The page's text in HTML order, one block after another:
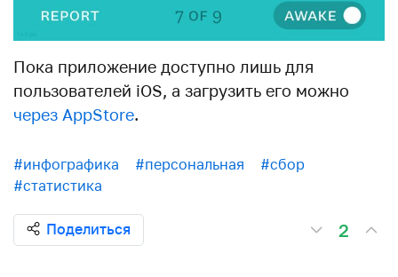
Пока приложение доступно лишь для
пользователей iOS, а загрузить его можно
через AppStore.
#инфографика #персональная
#сбор
#статистика
Поделиться 2